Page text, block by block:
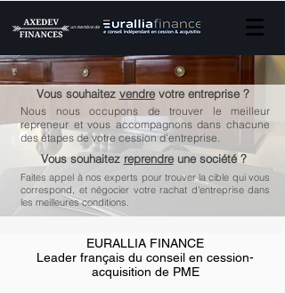
un membre de
Vous souhaitez vendrevotre entreprise ?
Nous nous occupons de trouver le meilleur
repreneur et vous accompagnons dans chacune
des étapes de votre cession d'entreprise.
Vous souhaitez reprendreune société ?
Faites appel à nos experts pour trouver la cible qui vous
correspond, et négocier votre rachat d'entreprise dans
les meilleures conditions.
EURALLIA FINANCE
Leader français du conseil en cession-
acquisition de PME